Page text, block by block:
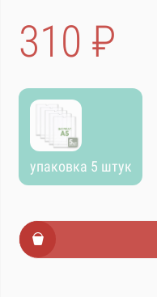
310 ₽
упаковка 5 штук